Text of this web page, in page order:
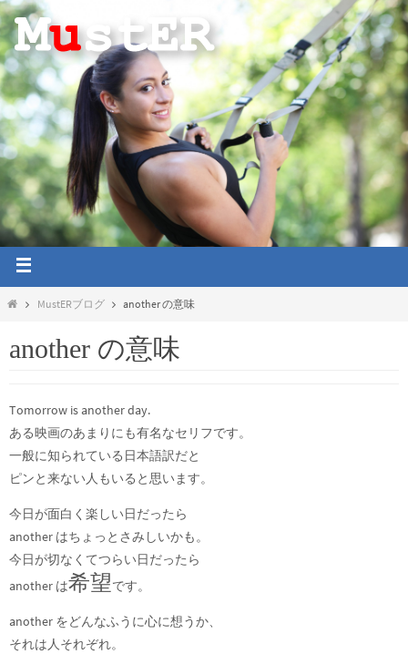
MustERブログ another の意味
another の意味
Tomorrow is another day.
ある映画のあまりにも有名なセリフです。
一般に知られている日本語訳だと
ピンと来ない人もいると思います。
今日が面白く楽しい日だったら
another はちょっとさみしいかも。
今日が切なくてつらい日だったら
another は希望です。
another をどんなふうに心に想うか、
それは人それぞれ。